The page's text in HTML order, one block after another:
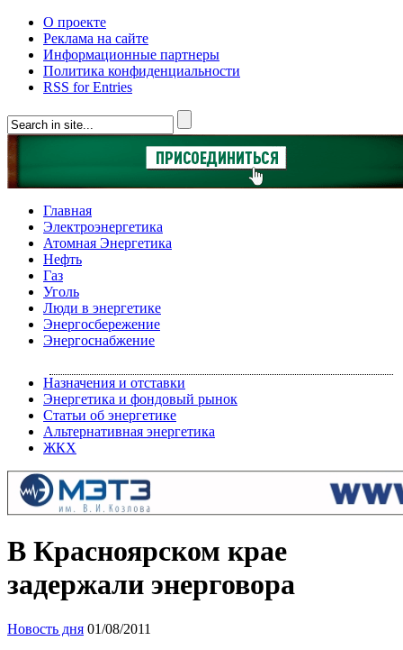
О проекте
Реклама на сайте
Информационные партнеры
Политика конфиденциальности
RSS for Entries
Главная
Электроэнергетика
Атомная Энергетика
Нефть
Газ
Уголь
Люди в энергетике
Энергосбережение
Энергоснабжение
Назначения и отставки
Энергетика и фондовый рынок
Статьи об энергетике
Альтернативная энергетика
ЖКХ
В Красноярском крае
задержали энерговора
Новость дня 01/08/2011